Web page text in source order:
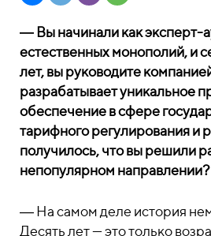
― Вы начинали как эксперт-
естественных монополий, и
лет, вы руководите
разрабатывает уникальное
обеспечение в сфере
тарифного регулирования и
получилось, что вы решили
непопулярном направлении?
― На самом деле история
Десять лет — это только